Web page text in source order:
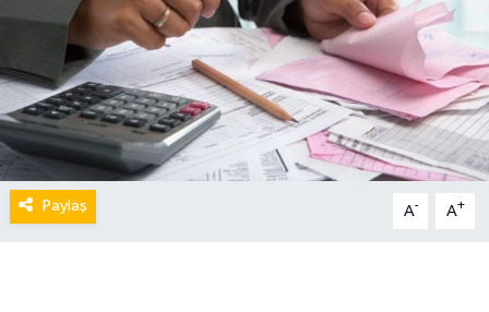
Paylaş A- A+